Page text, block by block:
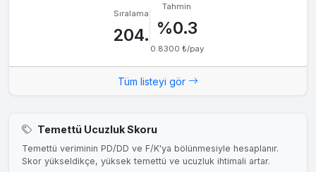
Sıralama
204.
Tahmin
%0.3
0.8300 ₺/pay
Tüm listeyi gör
Temettü Ucuzluk Skoru
Temettü veriminin PD/DD ve F/K'ya bölünmesiyle hesaplanır.
Skor yükseldikçe, yüksek temettü ve ucuzluk ihtimali artar.